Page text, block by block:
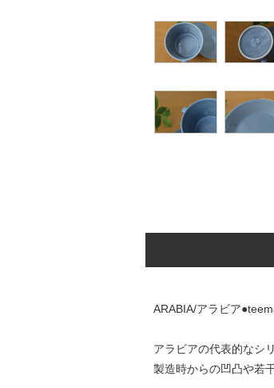
ARABIA/アラビア
アラビアの代表的なシ
製造時からの凹凸や若